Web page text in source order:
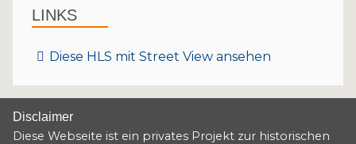
LINKS
Diese HLS mit Street View ansehen
Disclaimer
Diese Webseite ist ein privates Projekt zur historischen